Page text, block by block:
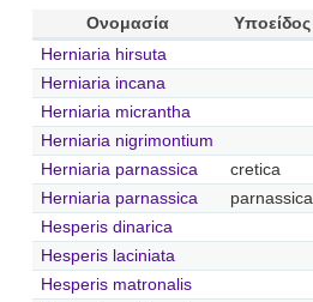
Ονομασία Υποείδος
Herniaria hirsuta
Herniaria incana
Herniaria micrantha
Herniaria nigrimontium
Herniaria parnassica
cretica
Herniaria parnassica
parnassica
Hesperis dinarica
Hesperis laciniata
Hesperis matronalis